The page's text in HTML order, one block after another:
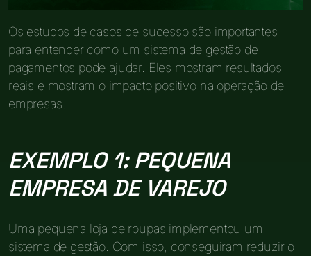
Os estudos de casos de sucesso são importantes
para entender como um sistema de gestão de
pagamentos pode ajudar. Eles mostram resultados
reais e mostram o impacto positivo na operação de
empresas.
EXEMPLO 1: PEQUENA
EMPRESA DE VAREJO
Uma pequena loja de roupas implementou um
sistema de gestão. Com isso, conseguiram reduzir o